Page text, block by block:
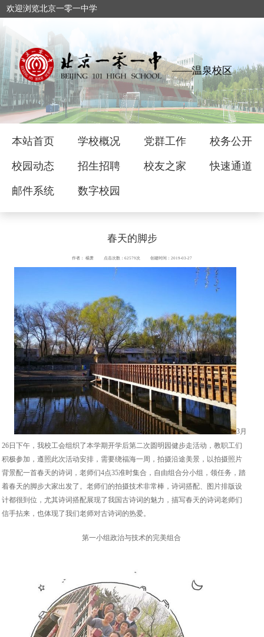
欢迎浏览北京一零一中学
——温泉校区
本站首页 学校概况 党群工作 校务公开
校园动态 招生招聘 校友之家 快速通道
邮件系统 数字校园
春天的脚步
作者： 楊萧 点击次数：62579次 创建时间：2019-03-27
3月
26日下午，我校工会组织了本学期开学后第二次圆明园健步走活动，教职工们
积极参加，遵照此次活动安排，需要绕福海一周，拍摄沿途美景，以拍摄照片
背景配一首春天的诗词，老师们4点35准时集合，自由组合分小组，领任务，踏
着春天的脚步大家出发了。老师们的拍摄技术非常棒，诗词搭配、图片排版设
计都很到位，尤其诗词搭配展现了我国古诗词的魅力，描写春天的诗词老师们
信手拈来，也体现了我们老师对古诗词的热爱。
第一小组政治与技术的完美组合